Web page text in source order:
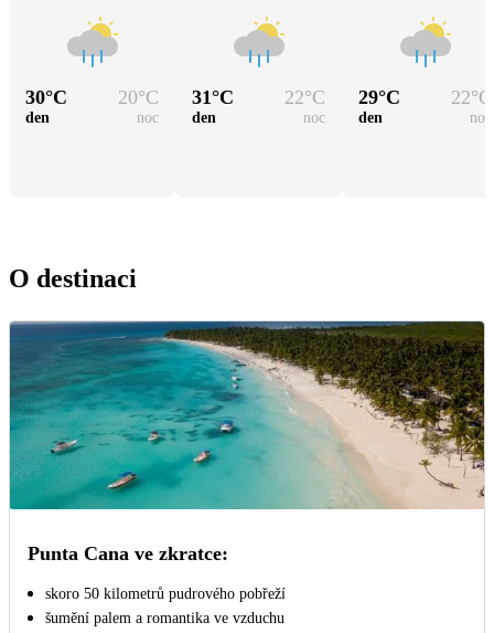
30°C 20°C
den noc
31°C 22°C
den noc
29°C 22°C
den noc
O destinaci
Punta Cana ve zkratce:
skoro 50 kilometrů pudrového pobřeží
šumění palem a romantika ve vzduchu